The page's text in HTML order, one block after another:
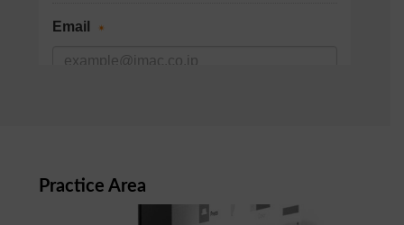
Practice Area